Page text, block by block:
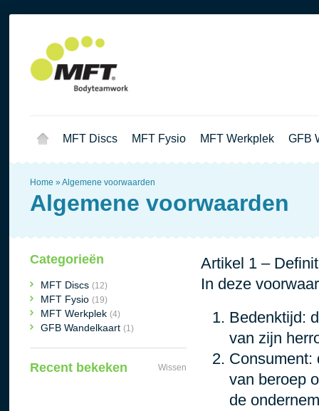
MFT Discs MFT Fysio MFT Werkplek GFB
Home »Algemene voorwaarden
Algemene voorwaarden
Artikel 1 –
In deze
Bedenktijd:
van zijn
Consument:
van beroep
de
Categorieën
MFT Discs (12)
MFT Fysio (19)
MFT Werkplek (4)
GFB Wandelkaart (1)
Recent bekeken Wissen